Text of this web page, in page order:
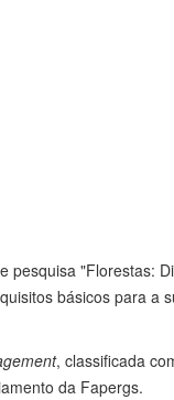
pesquisa "Florestas:
básicos para a
, classificada
da Fapergs.